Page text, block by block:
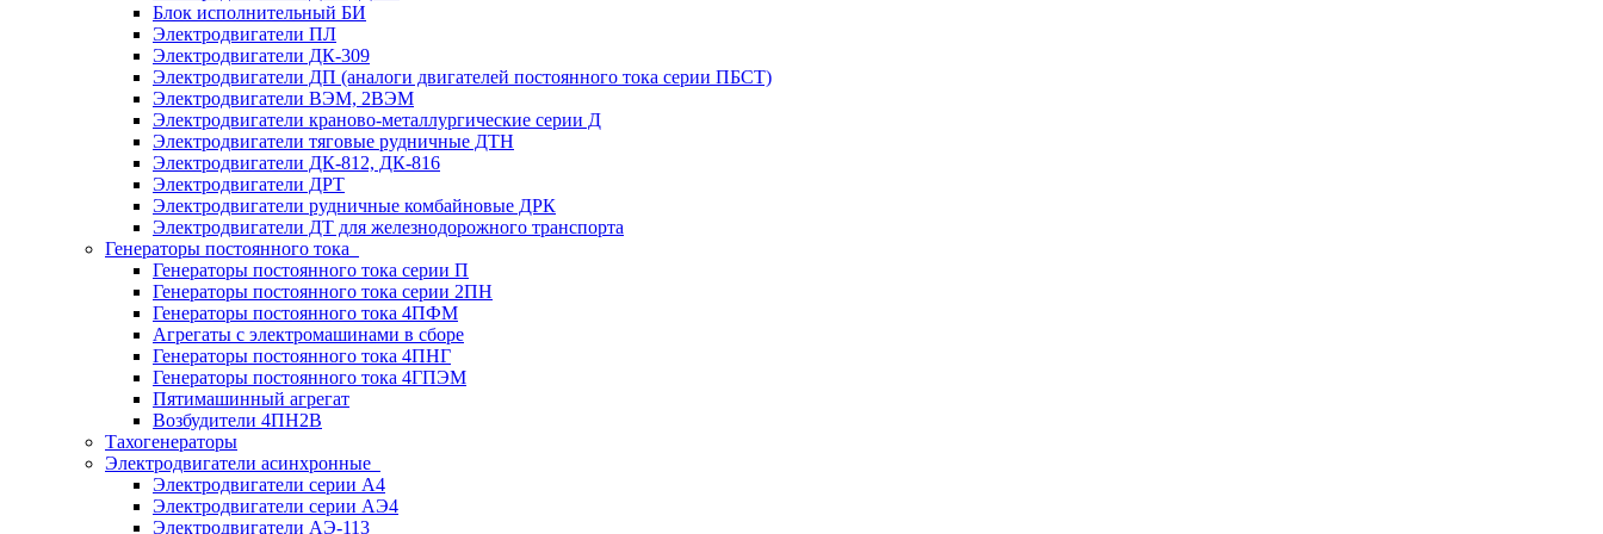
Блок исполнительный БИ
Электродвигатели ПЛ
Электродвигатели ДК-309
Электродвигатели ДП (аналоги двигателей постоянного тока серии ПБСТ)
Электродвигатели ВЭМ, 2ВЭМ
Электродвигатели краново-металлургические серии Д
Электродвигатели тяговые рудничные ДТН
Электродвигатели ДК-812, ДК-816
Электродвигатели ДРТ
Электродвигатели рудничные комбайновые ДРК
Электродвигатели ДТ для железнодорожного транспорта
Генераторы постоянного тока
Генераторы постоянного тока серии П
Генераторы постоянного тока серии 2ПН
Генераторы постоянного тока 4ПФМ
Агрегаты с электромашинами в сборе
Генераторы постоянного тока 4ПНГ
Генераторы постоянного тока 4ГПЭМ
Пятимашинный агрегат
Возбудители 4ПН2В
Тахогенераторы
Электродвигатели асинхронные
Электродвигатели серии А4
Электродвигатели серии АЭ4
Электродвигатели АЭ-113